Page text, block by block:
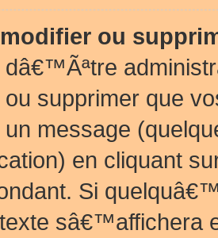
ou
dâ€™Ãªtre
ou supprimer que
un message
en cliquant
Si
sâ€™affichera